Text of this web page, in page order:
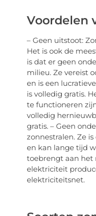
Voordelen
– Geen uitstoot:
Het is ook de
is dat er geen
milieu. Ze vereist
en is een
is volledig gratis.
te functioneren
volledig
gratis. – Geen
zonnestralen. Ze
en kan lange tijd
toebrengt aan het
elektriciteit
elektriciteitsnet.